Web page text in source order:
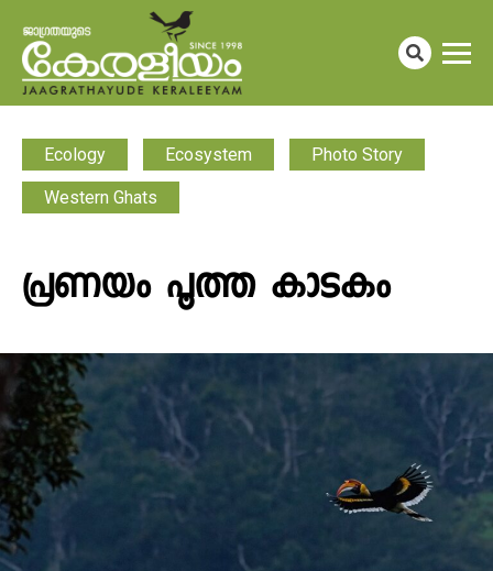
Ecology Ecosystem Photo Story
Western Ghats
പ്രണയം പൂത്ത കാടകം